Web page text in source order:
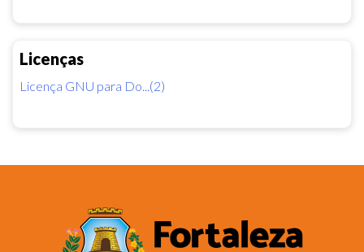
Licenças
Licença GNU para Do...(2)